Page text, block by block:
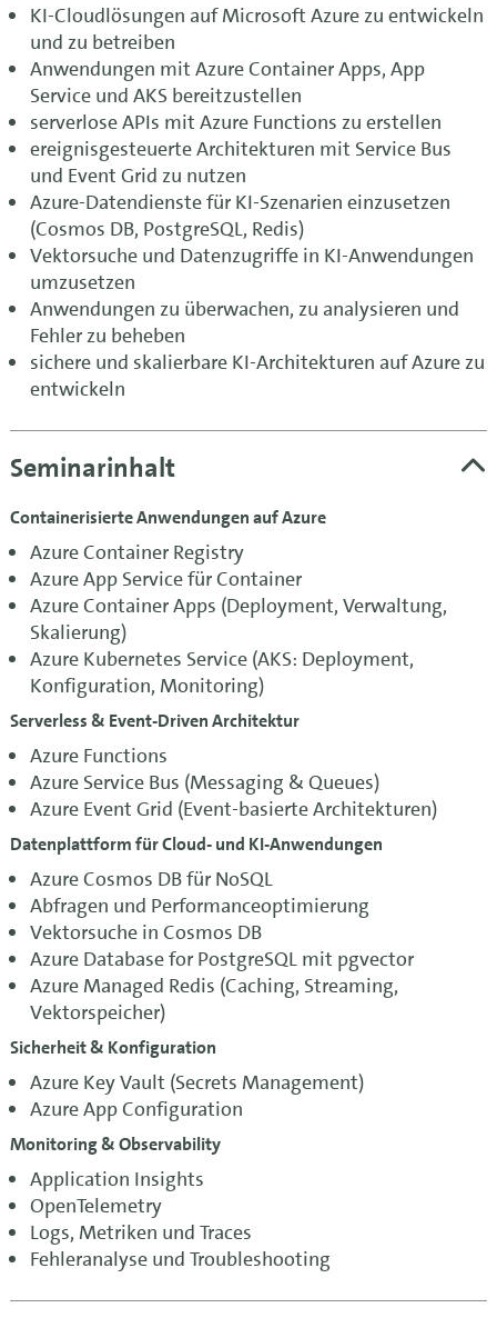
KI-Cloudlösungen auf Microsoft Azure zu entwickeln
und zu betreiben
Anwendungen mit Azure Container Apps, App
Service und AKS bereitzustellen
serverlose APIs mit Azure Functions zu erstellen
ereignisgesteuerte Architekturen mit Service Bus
und Event Grid zu nutzen
Azure-Datendienste für KI-Szenarien einzusetzen
(Cosmos DB, PostgreSQL, Redis)
Vektorsuche und Datenzugriffe in KI-Anwendungen
umzusetzen
Anwendungen zu überwachen, zu analysieren und
Fehler zu beheben
sichere und skalierbare KI-Architekturen auf Azure zu
entwickeln
Seminarinhalt
Containerisierte Anwendungen auf Azure
Azure Container Registry
Azure App Service für Container
Azure Container Apps (Deployment, Verwaltung,
Skalierung)
Azure Kubernetes Service (AKS: Deployment,
Konfiguration, Monitoring)
Serverless & Event-Driven Architektur
Azure Functions
Azure Service Bus (Messaging & Queues)
Azure Event Grid (Event-basierte Architekturen)
Datenplattform für Cloud- und KI-Anwendungen
Azure Cosmos DB für NoSQL
Abfragen und Performanceoptimierung
Vektorsuche in Cosmos DB
Azure Database for PostgreSQL mit pgvector
Azure Managed Redis (Caching, Streaming,
Vektorspeicher)
Sicherheit & Konfiguration
Azure Key Vault (Secrets Management)
Azure App Configuration
Monitoring & Observability
Application Insights
OpenTelemetry
Logs, Metriken und Traces
Fehleranalyse und Troubleshooting